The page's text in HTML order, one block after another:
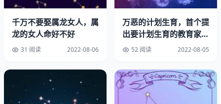
千万不要娶属龙女人，属
龙的女人命好不好
31 阅读 2022-08-06
万恶的计划生育，首个提
出要计划生育的教育家，
自己却娶2个妻子生8
52 阅读 2022-08-05